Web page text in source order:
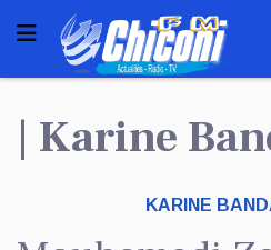
| Karine
KARINE